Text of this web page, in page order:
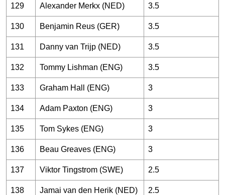
129 Alexander Merkx (NED) 3.5
130 Benjamin Reus (GER) 3.5
131 Danny van Trijp (NED) 3.5
132 Tommy Lishman (ENG) 3.5
133 Graham Hall (ENG) 3
134 Adam Paxton (ENG) 3
135 Tom Sykes (ENG) 3
136 Beau Greaves (ENG) 3
137 Viktor Tingstrom (SWE) 2.5
138 Jamai van den Herik (NED) 2.5